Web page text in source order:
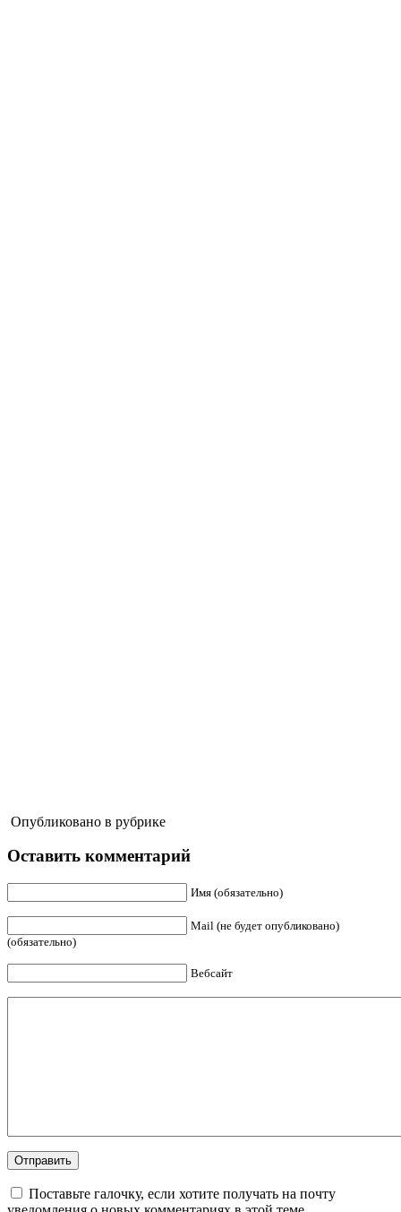
Опубликовано в рубрике
Оставить комментарий
Имя (обязательно)
Mail (не будет опубликовано)
(обязательно)
Вебсайт
Поставьте галочку, если хотите получать на почту